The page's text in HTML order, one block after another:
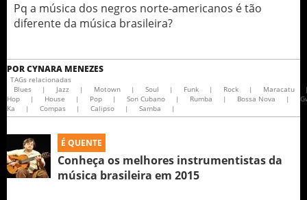
Pq a música dos negros norte-americanos é tão
diferente da música brasileira?
PORCYNARA MENEZES
TAGs relacionadas
Blues
| Jazz | Motown | Soul | Funk | Rock | Maracatu
Hop
| House | Pop | Son Cubano | Rumba | Bossa Nova |
Ka
| Compas | Calipso | Samba |
É QUENTE
Conheça os melhores instrumentistas da
música brasileira em 2015